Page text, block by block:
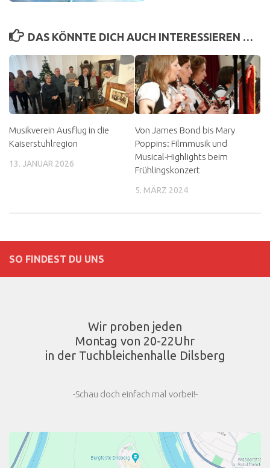
DAS KÖNNTE DICH AUCH INTERESSIEREN …
Musikverein Ausflug in die
Kaiserstuhlregion
13. JANUAR 2026
Von James Bond bis Mary
Poppins: Filmmusik und
Musical-Highlights beim
Frühlingskonzert
5. MÄRZ 2024
SO FINDEST DU UNS
Wir proben jeden
Montag von 20-22Uhr
in der Tuchbleichenhalle Dilsberg
-Schau doch einfach mal vorbei!-